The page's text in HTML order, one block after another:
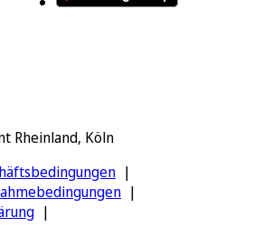
Rheinland, Köln